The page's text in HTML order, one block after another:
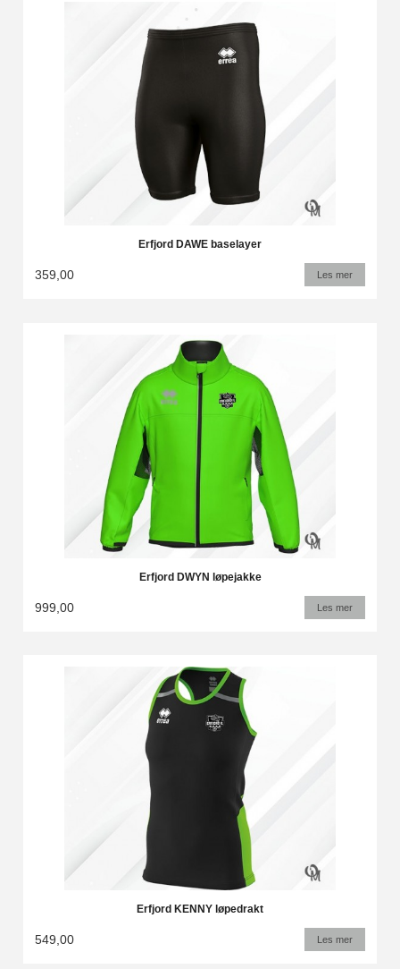
Erfjord DAWE baselayer
359,00 Les mer
Erfjord DWYN løpejakke
999,00 Les mer
Erfjord KENNY løpedrakt
549,00 Les mer